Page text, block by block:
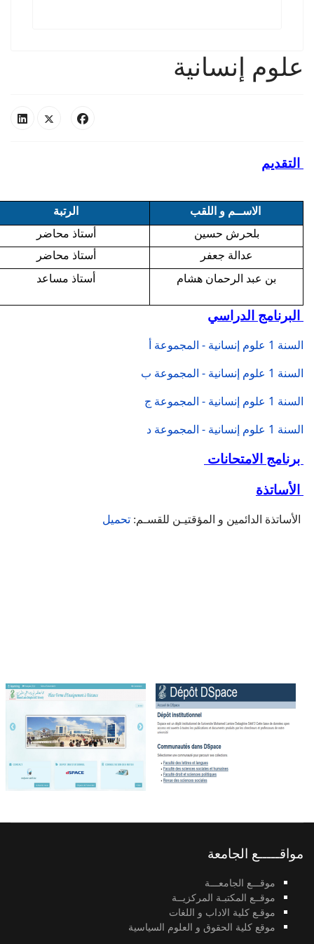
علوم إنسانية
التقديم
الاســم و اللقب
الرتبة
بلحرش حسين
أستاذ محاضر
عدالة جعفر
أستاذ محاضر
بن عبد الرحمان هشام
أستاذ مساعد
البرنامج الدراسي
السنة 1 علوم إنسانية - المجموعة أ
السنة 1 علوم إنسانية - المجموعة ب
السنة 1 علوم إنسانية - المجموعة ج
السنة 1 علوم إنسانية - المجموعة د
برنامج الامتحانات
الأساتذة
الأساتذة الدائمين و المؤقتيـن للقسـم: تحميل
مواقـــــع الجامعة
موقـــع الجامعـــة
موقــع المكتبـة المركزيــة
موقـع كلية الاداب و اللغات
موقع كلية الحقوق و العلوم السياسية